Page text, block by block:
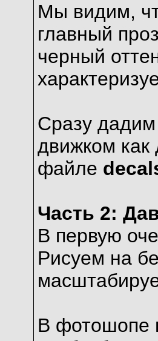
Мы видим,
главный
черный
Сразу дадим
движком как
файле
Часть 2:
В первую
Рисуем на
В фотошопе